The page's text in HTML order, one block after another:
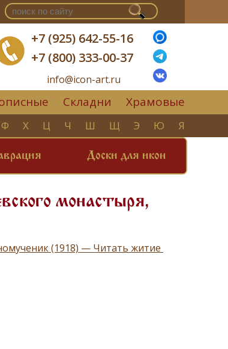
+7 (925) 642-55-16
+7 (800) 333-00-37
info@icon-art.ru
Складни Храмовые
Ф Х Ц Ч Ш Щ Э Ю Я
Доски для икон
монастыря,
(1918) — Читать житие